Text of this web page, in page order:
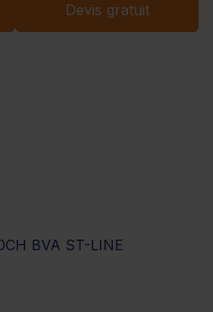
Devis gratuit
BVA ST-LINE